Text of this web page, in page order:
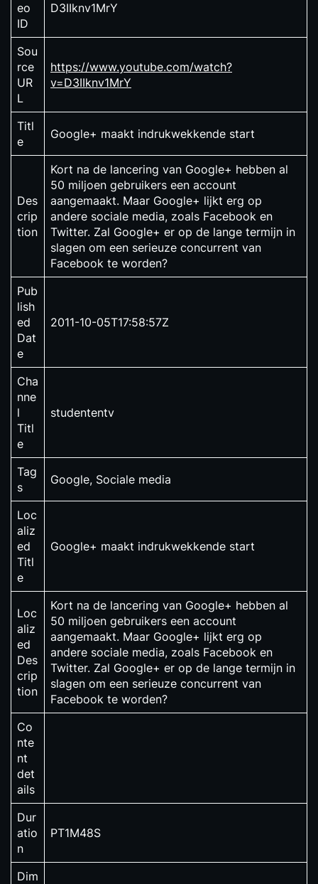
eo
ID
D3IIknv1MrY
Sou
rce
UR
L
https://www.youtube.com/watch?
v=D3IIknv1MrY
Titl
e
Google+ maakt indrukwekkende start
Des
crip
tion
Kort na de lancering van Google+ hebben al
50 miljoen gebruikers een account
aangemaakt. Maar Google+ lijkt erg op
andere sociale media, zoals Facebook en
Twitter. Zal Google+ er op de lange termijn in
slagen om een serieuze concurrent van
Facebook te worden?
Pub
lish
ed
Dat
e
2011-10-05T17:58:57Z
Cha
nne
l
Titl
e
studententv
Tag
s
Google, Sociale media
Loc
aliz
ed
Titl
e
Google+ maakt indrukwekkende start
Loc
aliz
ed
Des
crip
tion
Kort na de lancering van Google+ hebben al
50 miljoen gebruikers een account
aangemaakt. Maar Google+ lijkt erg op
andere sociale media, zoals Facebook en
Twitter. Zal Google+ er op de lange termijn in
slagen om een serieuze concurrent van
Facebook te worden?
Co
nte
nt
det
ails
Dur
atio
n
PT1M48S
Dim